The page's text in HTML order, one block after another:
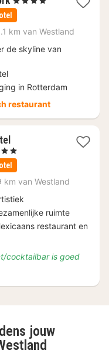
nacht
vanaf
€
km van Westland
de skyline van
in Rotterdam
restaurant
km van Westland
ruimte
restaurant en
cocktailbar is goed
jouw